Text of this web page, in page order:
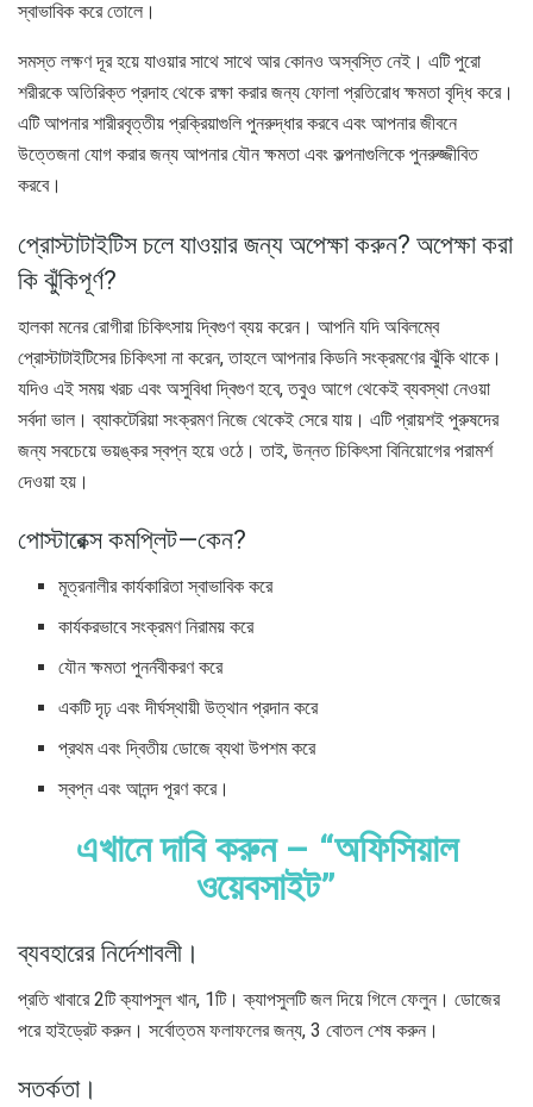
স্বাভাবিক করে তোলে।
সমস্ত লক্ষণ দূর হয়ে যাওয়ার সাথে সাথে আর কোনও অস্বস্তি নেই। এটি পুরো
শরীরকে অতিরিক্ত প্রদাহ থেকে রক্ষা করার জন্য ফোলা প্রতিরোধ ক্ষমতা বৃদ্ধি করে।
এটি আপনার শারীরবৃত্তীয় প্রক্রিয়াগুলি পুনরুদ্ধার করবে এবং আপনার জীবনে
উত্তেজনা যোগ করার জন্য আপনার যৌন ক্ষমতা এবং কল্পনাগুলিকে পুনরুজ্জীবিত
করবে।
প্রোস্টাটাইটিস চলে যাওয়ার জন্য অপেক্ষা করুন? অপেক্ষা করা
কি ঝুঁকিপূর্ণ?
হালকা মনের রোগীরা চিকিৎসায় দ্বিগুণ ব্যয় করেন। আপনি যদি অবিলম্বে
প্রোস্টাটাইটিসের চিকিৎসা না করেন, তাহলে আপনার কিডনি সংক্রমণের ঝুঁকি থাকে।
যদিও এই সময় খরচ এবং অসুবিধা দ্বিগুণ হবে, তবুও আগে থেকেই ব্যবস্থা নেওয়া
সর্বদা ভাল। ব্যাকটেরিয়া সংক্রমণ নিজে থেকেই সেরে যায়। এটি প্রায়শই পুরুষদের
জন্য সবচেয়ে ভয়ঙ্কর স্বপ্ন হয়ে ওঠে। তাই, উন্নত চিকিৎসা বিনিয়োগের পরামর্শ
দেওয়া হয়।
পোস্টারেক্স কমপ্লিট—কেন?
মূত্রনালীর কার্যকারিতা স্বাভাবিক করে
কার্যকরভাবে সংক্রমণ নিরাময় করে
যৌন ক্ষমতা পুনর্নবীকরণ করে
একটি দৃঢ় এবং দীর্ঘস্থায়ী উত্থান প্রদান করে
প্রথম এবং দ্বিতীয় ডোজে ব্যথা উপশম করে
স্বপ্ন এবং আনন্দ পূরণ করে।
এখানে দাবি করুন – “অফিসিয়াল
ওয়েবসাইট”
ব্যবহারের নির্দেশাবলী।
প্রতি খাবারে 2টি ক্যাপসুল খান, 1টি। ক্যাপসুলটি জল দিয়ে গিলে ফেলুন। ডোজের
পরে হাইড্রেট করুন। সর্বোত্তম ফলাফলের জন্য, 3 বোতল শেষ করুন।
সতর্কতা।